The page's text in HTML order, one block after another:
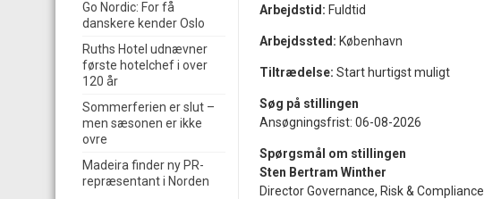
Arbejdstid: Fuldtid
Arbejdssted: København
Tiltrædelse: Start hurtigst muligt
Søg på stillingen
Ansøgningsfrist: 06-08-2026
Spørgsmål om stillingen
Sten Bertram Winther
Director Governance, Risk & Compliance
Go Nordic: For få
danskere kender Oslo
Ruths Hotel udnævner
første hotelchef i over
120 år
Sommerferien er slut –
men sæsonen er ikke
ovre
Madeira finder ny PR-
repræsentant i Norden